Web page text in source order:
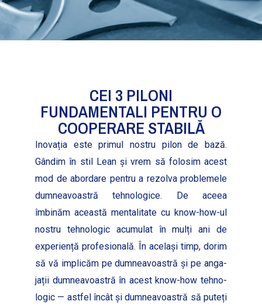
CEI 3 PILONI
FUNDAMENTALI PENTRU O
COOPERARE STABILĂ
Ino­vația este primul nos­tru pilon de bază.
Gândim în stil Lean și vrem să folosim acest
mod de abor­dare pen­tru a rezol­va prob­lemele
dum­neav­oas­tră tehno­log­ice. De aceea
îmbinăm această men­tal­i­tate cu know-how-ul
nos­tru tehno­log­ic acu­mu­lat în mulți ani de
expe­riență pro­fe­sion­ală. În ace­lași timp, dorim
să vă implicăm pe dum­neav­oas­tră și pe anga­
jații dum­neav­oas­tră în acest know-how tehno­
log­ic — ast­fel încât și dum­neav­oas­tră să puteți